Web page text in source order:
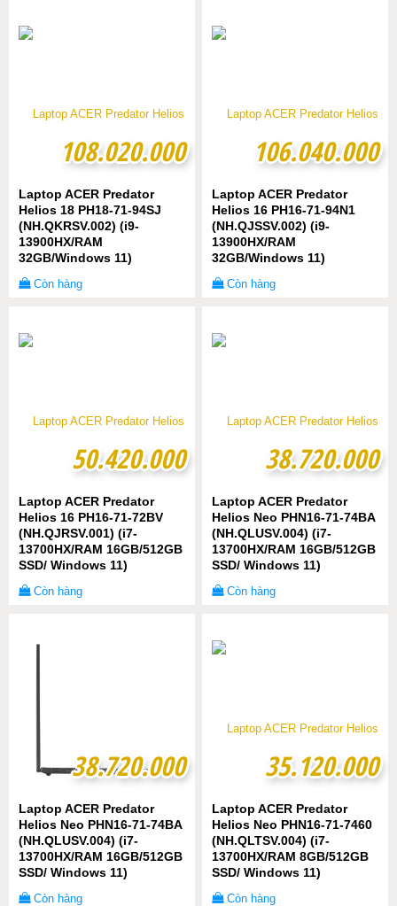
108.020.000
108.020.000
Laptop ACER Predator
Helios 18 PH18-71-94SJ
(NH.QKRSV.002) (i9-
13900HX/RAM
32GB/Windows 11)
Còn hàng
106.040.000
106.040.000
Laptop ACER Predator
Helios 16 PH16-71-94N1
(NH.QJSSV.002) (i9-
13900HX/RAM
32GB/Windows 11)
Còn hàng
50.420.000
50.420.000
Laptop ACER Predator
Helios 16 PH16-71-72BV
(NH.QJRSV.001) (i7-
13700HX/RAM 16GB/512GB
SSD/ Windows 11)
Còn hàng
38.720.000
38.720.000
Laptop ACER Predator
Helios Neo PHN16-71-74BA
(NH.QLUSV.004) (i7-
13700HX/RAM 16GB/512GB
SSD/ Windows 11)
Còn hàng
38.720.000
38.720.000
Laptop ACER Predator
Helios Neo PHN16-71-74BA
(NH.QLUSV.004) (i7-
13700HX/RAM 16GB/512GB
SSD/ Windows 11)
Còn hàng
35.120.000
35.120.000
Laptop ACER Predator
Helios Neo PHN16-71-7460
(NH.QLTSV.004) (i7-
13700HX/RAM 8GB/512GB
SSD/ Windows 11)
Còn hàng